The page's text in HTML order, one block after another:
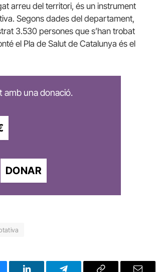
arreu del territori, és un instrument
Segons dades del departament,
3.530 persones que s’han trobat
el Pla de Salut de Catalunya és el
una donació.
DONAR